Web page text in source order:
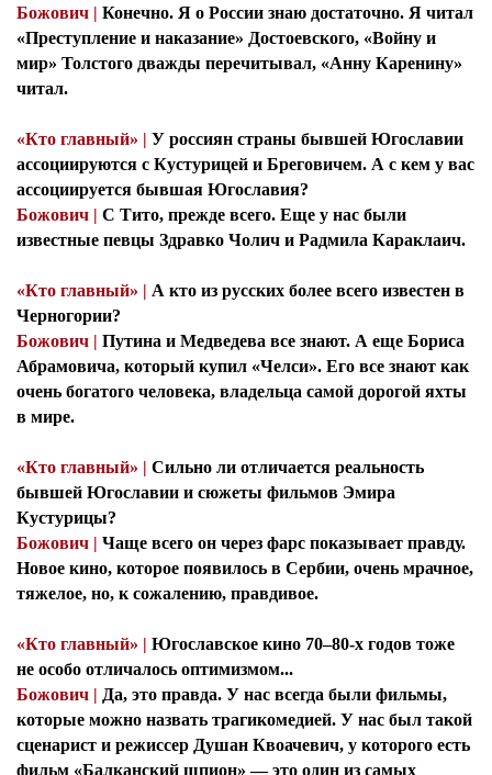
Божович | Конечно. Я о России знаю достаточно. Я читал
«Преступление и наказание» Достоевского, «Войну и
мир» Толстого дважды перечитывал, «Анну Каренину»
читал.
«Кто главный» | У россиян страны бывшей Югославии
ассоциируются с Кустурицей и Бреговичем. А с кем у вас
ассоциируется бывшая Югославия?
Божович | С Тито, прежде всего. Еще у нас были
известные певцы Здравко Чолич и Радмила Караклаич.
«Кто главный» | А кто из русских более всего известен в
Черногории?
Божович | Путина и Медведева все знают. А еще Бориса
Абрамовича, который купил «Челси». Его все знают как
очень богатого человека, владельца самой дорогой яхты
в мире.
«Кто главный» | Сильно ли отличается реальность
бывшей Югославии и сюжеты фильмов Эмира
Кустурицы?
Божович | Чаще всего он через фарс показывает правду.
Новое кино, которое появилось в Сербии, очень мрачное,
тяжелое, но, к сожалению, правдивое.
«Кто главный» | Югославское кино 70–80-х годов тоже
не особо отличалось оптимизмом...
Божович | Да, это правда. У нас всегда были фильмы,
которые можно назвать трагикомедией. У нас был такой
сценарист и режиссер Душан Квоачевич, у которого есть
фильм «Балканский шпион» — это один из самых